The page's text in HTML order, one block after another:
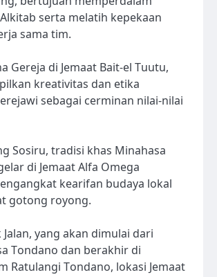
serta melatih kepekaan
sama tim.
Gereja di Jemaat Bait-el Tuutu,
kreativitas dan etika
sebagai cerminan nilai-nilai
Sosiru, tradisi khas Minahasa
di Jemaat Alfa Omega
kearifan budaya lokal
gotong royong.
Jalan, yang akan dimulai dari
Tondano dan berakhir di
Ratulangi Tondano, lokasi Jemaat